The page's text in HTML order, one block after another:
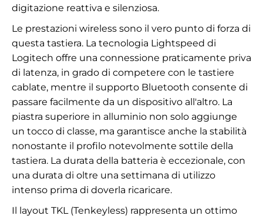
digitazione reattiva e silenziosa.
Le prestazioni wireless sono il vero punto di forza di
questa tastiera. La tecnologia Lightspeed di
Logitech offre una connessione praticamente priva
di latenza, in grado di competere con le tastiere
cablate, mentre il supporto Bluetooth consente di
passare facilmente da un dispositivo all'altro. La
piastra superiore in alluminio non solo aggiunge
un tocco di classe, ma garantisce anche la stabilità
nonostante il profilo notevolmente sottile della
tastiera. La durata della batteria è eccezionale, con
una durata di oltre una settimana di utilizzo
intenso prima di doverla ricaricare.
Il layout TKL (Tenkeyless) rappresenta un ottimo